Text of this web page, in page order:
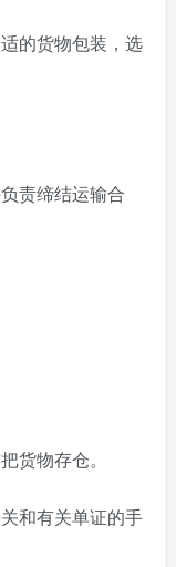
的货物包装，选
责缔结运输合
货物存仓。
和有关单证的手